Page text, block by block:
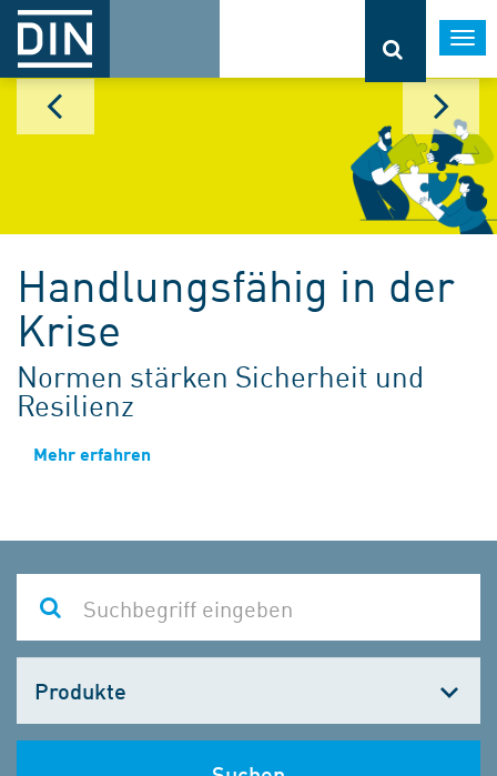
Handlungsfähig in der
Krise
Normen stärken Sicherheit und
Resilienz
Mehr erfahren
wählen